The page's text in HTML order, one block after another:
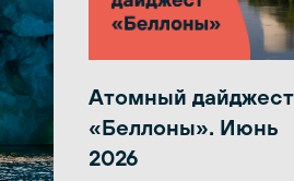
Атомный дайджест
«Беллоны». Июнь
2026